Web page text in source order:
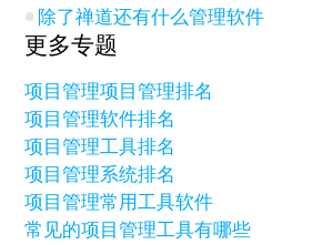
除了禅道还有什么管理软件
更多专题
项目管理项目管理排名
项目管理软件排名
项目管理工具排名
项目管理系统排名
项目管理常用工具软件
常见的项目管理工具有哪些